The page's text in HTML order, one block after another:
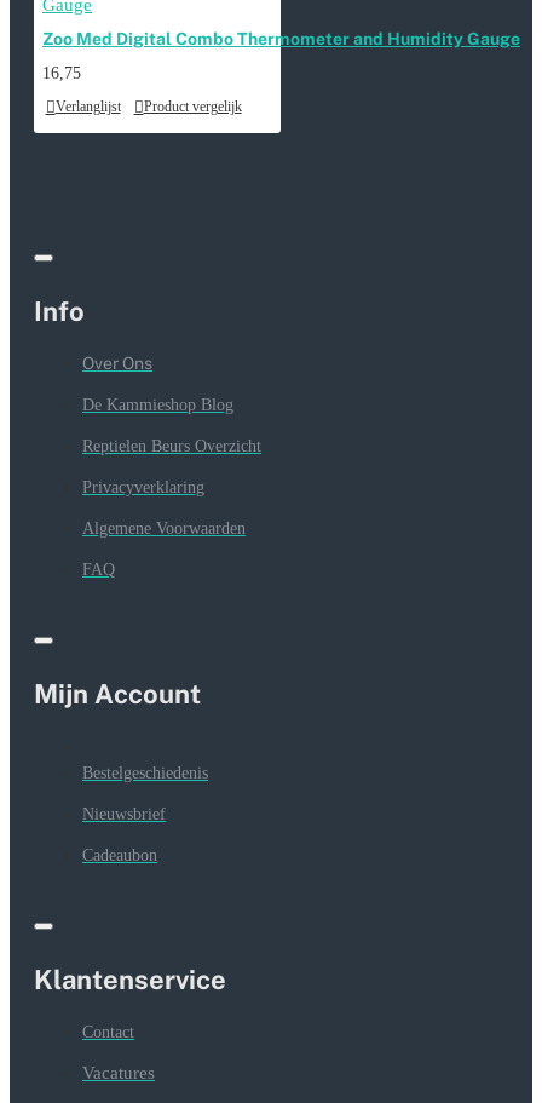
Zoo Med Digital Combo Thermometer and Humidity Gauge
16,75
Verlanglijst Product vergelijk
Info
Over Ons
De Kammieshop Blog
Reptielen Beurs Overzicht
Privacyverklaring
Algemene Voorwaarden
FAQ
Mijn Account
Bestelgeschiedenis
Nieuwsbrief
Cadeaubon
Klantenservice
Contact
Vacatures